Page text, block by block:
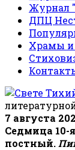
Журнал
ДПЦ
Храмы и
7 августа
Седмица 10-
постный.